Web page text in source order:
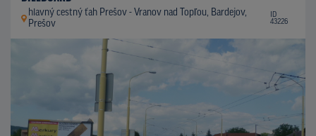
hlavný cestný ťah Prešov - Vranov nad Topľou, Bardejov,
Prešov
ID
43226